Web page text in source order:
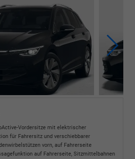
Vordersitze mit elektrischer
für Fahrersitz und verschiebbarer
vorn, auf Fahrerseite
auf Fahrerseite, Sitzmittelbahnen